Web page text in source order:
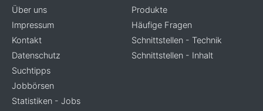
Über uns
Impressum
Kontakt
Datenschutz
Suchtipps
Jobbörsen
Statistiken - Jobs
Produkte
Häufige Fragen
Schnittstellen - Technik
Schnittstellen - Inhalt